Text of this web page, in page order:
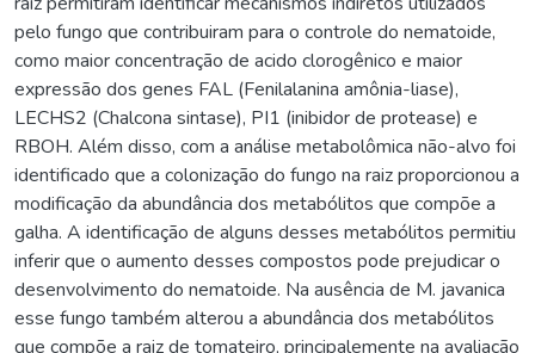
pelo fungo que contribuiram para o controle do nematoide,
como maior concentração de acido clorogênico e maior
expressão dos genes FAL (Fenilalanina amônia-liase),
LECHS2 (Chalcona sintase), PI1 (inibidor de protease) e
RBOH. Além disso, com a análise metabolômica não-alvo foi
identificado que a colonização do fungo na raiz proporcionou a
modificação da abundância dos metabólitos que compõe a
galha. A identificação de alguns desses metabólitos permitiu
inferir que o aumento desses compostos pode prejudicar o
desenvolvimento do nematoide. Na ausência de M. javanica
esse fungo também alterou a abundância dos metabólitos
que compõe a raiz de tomateiro, principalemente na avaliação